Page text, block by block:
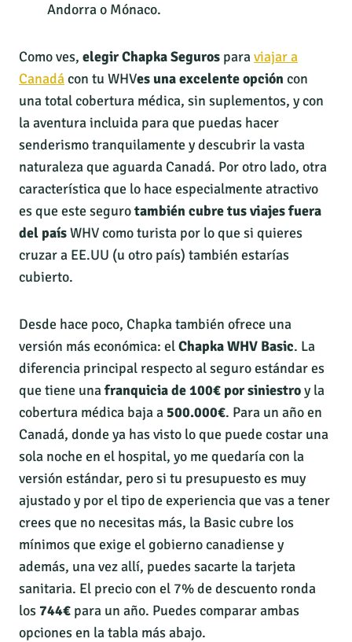
Andorra o Mónaco.
Como ves, elegir Chapka Seguros paraviajar a
Canadácon tu WHVes una excelente opción con
una total cobertura médica, sin suplementos, y con
la aventura incluida para que puedas hacer
senderismo tranquilamente y descubrir la vasta
naturaleza que aguarda Canadá. Por otro lado, otra
característica que lo hace especialmente atractivo
es que este segurotambién cubre tus viajes fuera
del paísWHV como turista por lo que si quieres
cruzar a EE.UU (u otro país) también estarías
cubierto.
Desde hace poco, Chapka también ofrece una
versión más económica: elChapka WHV Basic. La
diferencia principal respecto al seguro estándar es
que tiene unafranquicia de 100€ por siniestroy la
cobertura médica baja a 500.000€. Para un año en
Canadá, donde ya has visto lo que puede costar una
sola noche en el hospital, yo me quedaría con la
versión estándar, pero si tu presupuesto es muy
ajustado y por el tipo de experiencia que vas a tener
crees que no necesitas más, la Basic cubre los
mínimos que exige el gobierno canadiense y
además, una vez allí, puedes sacarte la tarjeta
sanitaria. El precio con el 7% de descuento ronda
los 744€ para un año. Puedes comparar ambas
opciones en la tabla más abajo.